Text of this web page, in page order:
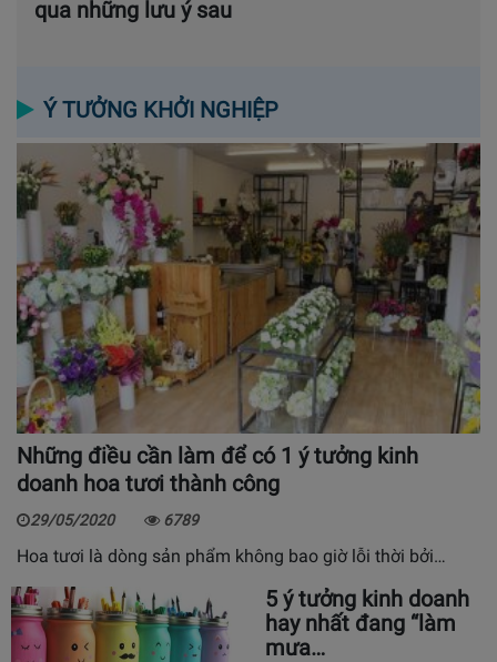
qua những lưu ý sau
Ý TƯỞNG KHỞI NGHIỆP
Những điều cần làm để có 1 ý tưởng kinh
doanh hoa tươi thành công
29/05/2020 6789
Hoa tươi là dòng sản phẩm không bao giờ lỗi thời bởi…
5 ý tưởng kinh doanh
hay nhất đang “làm
mưa…